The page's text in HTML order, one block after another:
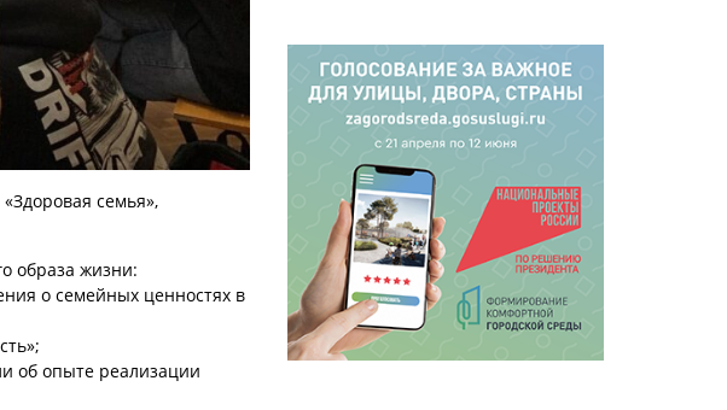
семья»,
образа жизни:
о семейных ценностях в
об опыте реализации